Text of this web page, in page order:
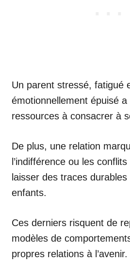
Un parent stressé, fatigué
émotionnellement épuisé
ressources à consacrer à
De plus, une relation
l’indifférence ou les
laisser des traces
enfants.
Ces derniers risquent de
modèles de
propres relations à l’avenir.